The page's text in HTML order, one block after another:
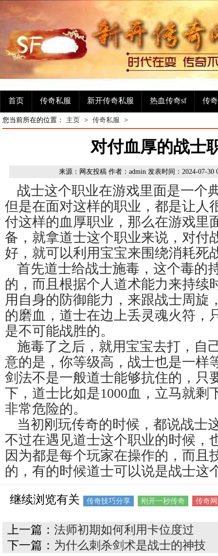
首页 传奇私服 新开传奇私服 热血传奇sf 传
您当前所在的位置： 主页 > 传奇私服 >
对付血厚的战士
来源：网友投稿 作者：admin 发表时间：2024-07-30
战士这个职业在游戏里面是一个
但是在面对这样的职业，都是让人
付这样的血厚职业，那么在游戏里
备，就拿道士这个职业来说，对付
好，就可以利用宝宝来围绕消耗死
首先道士给战士施毒，这个毒的
的，而且根据个人道术能力来持续
用自身的防御能力，来跟战士周旋
的磨血，道士在边上丢灵魂火符，
是不可能战胜的。
施毒了之后，就用宝宝去打，自
意的是，你等级高，战士也是一样
剑法不是一般道士能够抗住的，只
下，道士比如是1000血，立马就剩
非常危险的。
当初刚玩传奇的时候，都说战士
不过在遇见道士这个职业的时候，
因为都是每个玩家在操作的，而且
的，有的时候道士可以说是战士这
继续浏览有关 传奇技巧分享 刚开一秒传奇 传奇
上一篇： 法师初期如何利用卡位度过
下一篇： 为什么刺杀剑术是战士的神技